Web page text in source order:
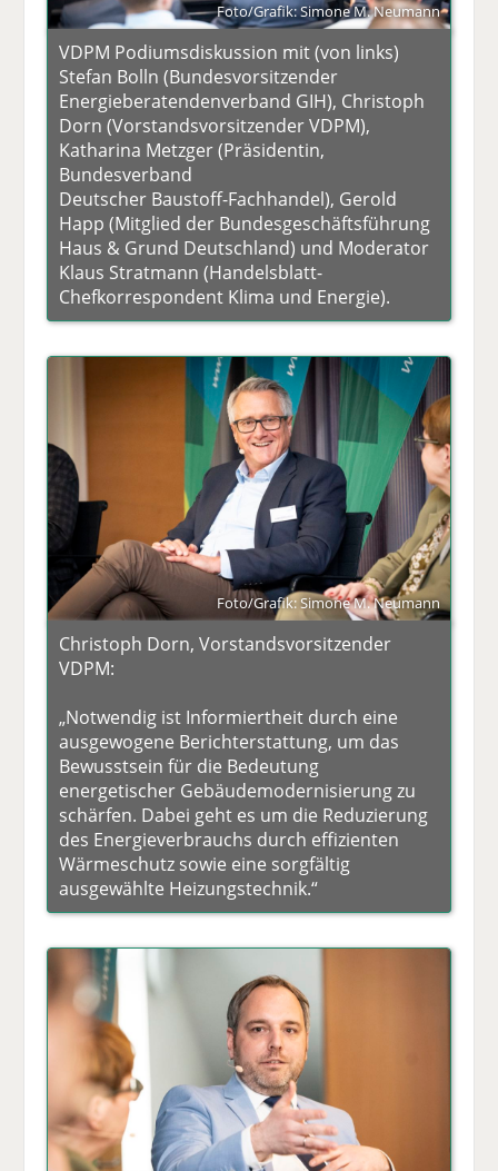
Foto/Grafik: Simone M. Neumann
VDPM Podiumsdiskussion mit (von links)
Stefan Bolln (Bundesvorsitzender
Energieberatendenverband GIH), Christoph
Dorn (Vorstandsvorsitzender VDPM),
Katharina Metzger (Präsidentin,
Bundesverband
Deutscher Baustoff-Fachhandel), Gerold
Happ (Mitglied der Bundesgeschäftsführung
Haus & Grund Deutschland) und Moderator
Klaus Stratmann (Handelsblatt-
Chefkorrespondent Klima und Energie).
Foto/Grafik: Simone M. Neumann
Christoph Dorn, Vorstandsvorsitzender
VDPM:
„Notwendig ist Informiertheit durch eine
ausgewogene Berichterstattung, um das
Bewusstsein für die Bedeutung
energetischer Gebäudemodernisierung zu
schärfen. Dabei geht es um die Reduzierung
des Energieverbrauchs durch effizienten
Wärmeschutz sowie eine sorgfältig
ausgewählte Heizungstechnik.“